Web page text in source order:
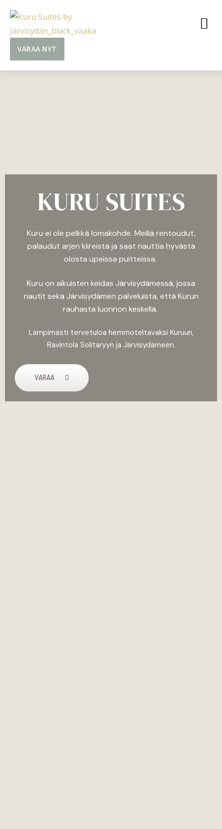
VARAA NYT
KURU SUITES
Kuru ei ole pelkkä lomakohde. Meillä rentoudut,
palaudut arjen kiireistä ja saat nauttia hyvästä
olosta upeissa puitteissa.
Kuru on aikuisten keidas Järvisydämessä, jossa
nautit sekä Järvisydämen palveluista, että Kurun
rauhasta luonnon keskellä.
Lämpimästi tervetuloa hemmoteltavaksi Kuruun,
Ravintola Solitaryyn ja Järvisydämeen.
VARAA